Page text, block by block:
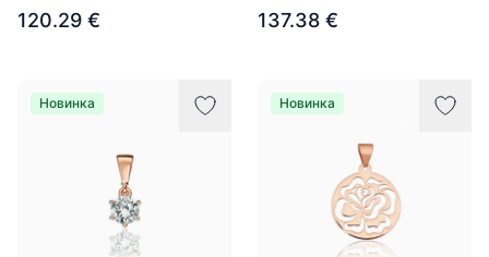
120.29 € 137.38 €
Новинка Новинка